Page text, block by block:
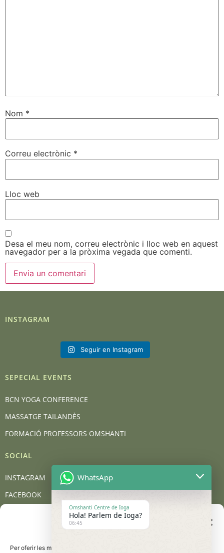
Gestionar el consentiment
de les galetes
Per oferir les millors experiències, utilitzem tecnologies com les galetes
Nom *
Correu electrònic *
Lloc web
Desa el meu nom, correu electrònic i lloc web en aquest
navegador per a la pròxima vegada que comenti.
INSTAGRAM
Seguir en Instagram
SEPECIAL EVENTS
BCN YOGA CONFERENCE
MASSATGE TAILANDÈS
FORMACIÓ PROFESSORS OMSHANTI
SOCIAL
INSTAGRAM
FACEBOOK
CONTACT
WhatsApp
Omshanti Centre de Ioga
Hola! Parlem de Ioga?
06:45